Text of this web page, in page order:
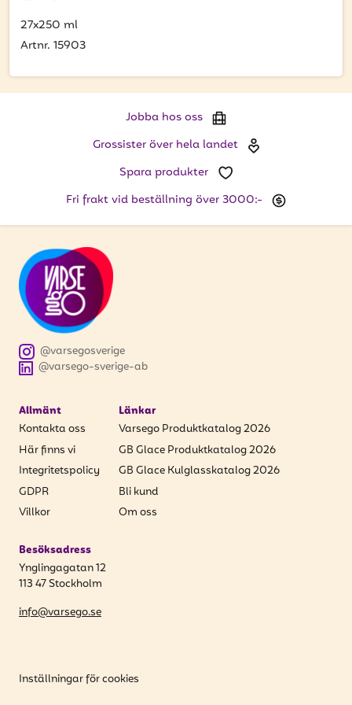
Ange din e-postadress nedan för att ta del av våra nyheter
och erbjudanden.
PRENUMERERA
27x250 ml
Artnr. 15903
Jobba hos oss
Grossister över hela landet
Spara produkter
Fri frakt vid beställning över 3000:-
@varsego-sverige-ab
@varsegosverige
Allmänt
Kontakta oss
Här finns vi
Integritetspolicy
GDPR
Villkor
Länkar
Varsego Produktkatalog 2026
GB Glace Produktkatalog 2026
GB Glace Kulglasskatalog 2026
Bli kund
Om oss
Besöksadress
Ynglingagatan 12
113 47 Stockholm
info@varsego.se
Inställningar för cookies